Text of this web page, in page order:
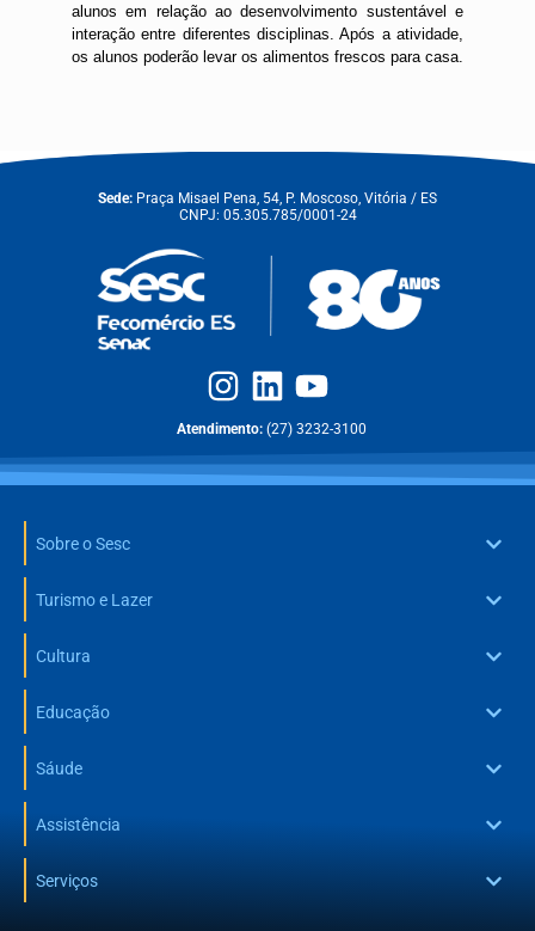
alunos em relação ao desenvolvimento sustentável e
interação entre diferentes disciplinas. Após a atividade,
os alunos poderão levar os alimentos frescos para casa.
Sede: Praça Misael Pena, 54, P. Moscoso, Vitória / ES
CNPJ: 05.305.785/0001-24
Atendimento: (27) 3232-3100
Sobre o Sesc
Turismo e Lazer
Cultura
Educação
Sáude
Assistência
Serviços